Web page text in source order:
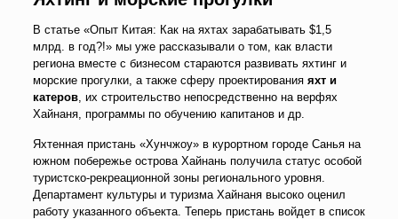
В статье «Опыт Китая: Как на яхтах зарабатывать $1,5
млрд. в год?!» мы уже рассказывали о том, как власти
региона вместе с бизнесом стараются развивать яхтинг и
морские прогулки, а также сферу проектирования яхт и
катеров, их строительство непосредственно на верфях
Хайнаня, программы по обучению капитанов и др.
Яхтенная пристань «Хунчжоу» в курортном городе Санья на
южном побережье острова Хайнань получила статус особой
туристско-рекреационной зоны регионального уровня.
Департамент культуры и туризма Хайнаня высоко оценил
работу указанного объекта. Теперь пристань войдет в список